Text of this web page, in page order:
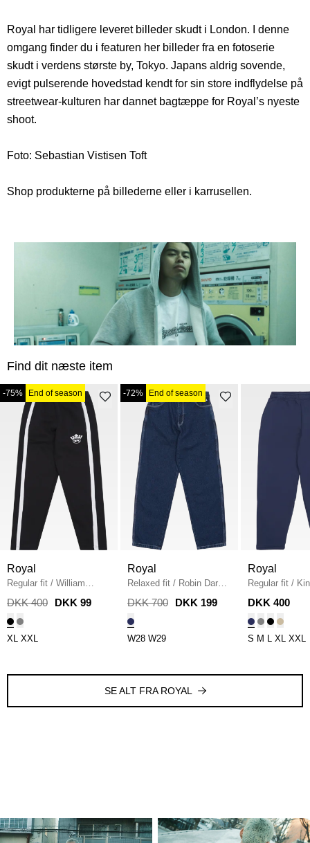
Royal har tidligere leveret billeder skudt i London. I denne
omgang finder du i featuren her billeder fra en fotoserie
skudt i verdens største by, Tokyo. Japans aldrig sovende,
evigt pulserende hovedstad kendt for sin store indflydelse på
streetwear-kulturen har dannet bagtæppe for Royal’s nyeste
shoot.
Foto: Sebastian Vistisen Toft
Shop produkterne på billederne eller i karrusellen.
Find dit næste item
-75% End of season
Royal
Regular fit / William
Sweatpants
/ BLACK
DKK 400 DKK 99
XL XXL
-72% End of season
Royal
Relaxed fit / Robin Dark
Blue Jeans
/ DARK
DKK 700 DKK 199
W28 W29
Royal
Regular fit /
Sweatpants
DKK 400
S M L XL XXL
SE ALT FRA ROYAL